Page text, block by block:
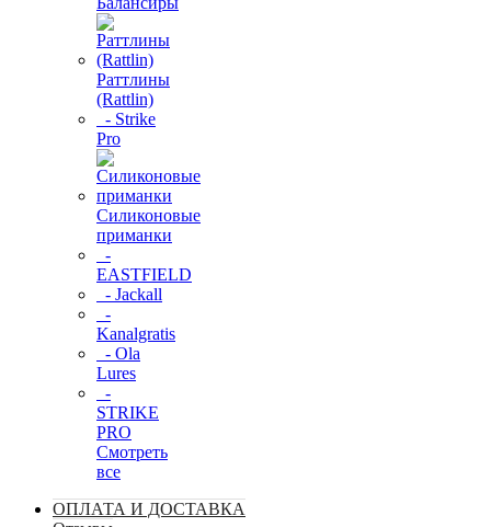
Раттлины
(Rattlin)
- Strike
Pro
Силиконовые
приманки
-
EASTFIELD
- Jackall
-
Kanalgratis
- Ola
Lures
-
STRIKE
PRO
Смотреть
все
ОПЛАТА И ДОСТАВКА